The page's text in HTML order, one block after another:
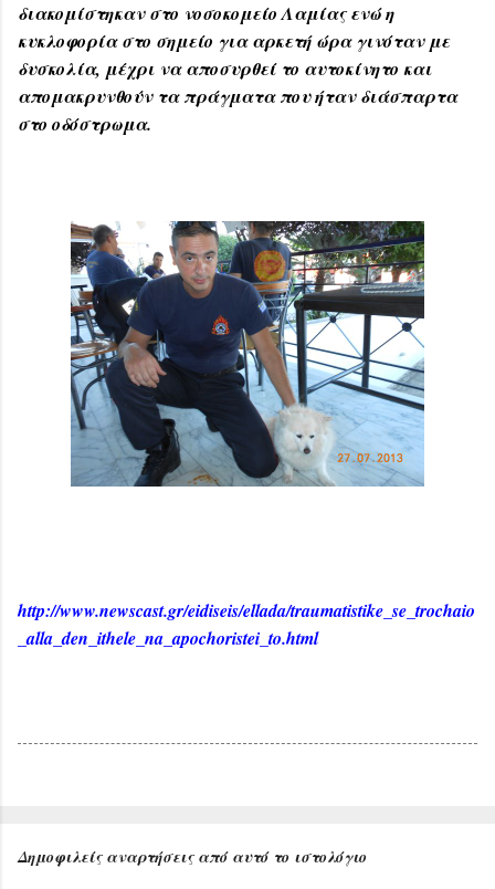
διακομίστηκαν στο νοσοκομείο Λαμίας ενώ η
κυκλοφορία στο σημείο για αρκετή ώρα γινόταν με
δυσκολία, μέχρι να αποσυρθεί το αυτοκίνητο και
απομακρυνθούν τα πράγματα που ήταν διάσπαρτα
στο οδόστρωμα.
http://www.newscast.gr/eidiseis/ellada/traumatistike_se_trochaio
_alla_den_ithele_na_apochoristei_to.html
Δημοφιλείς αναρτήσεις από αυτό το ιστολόγιο